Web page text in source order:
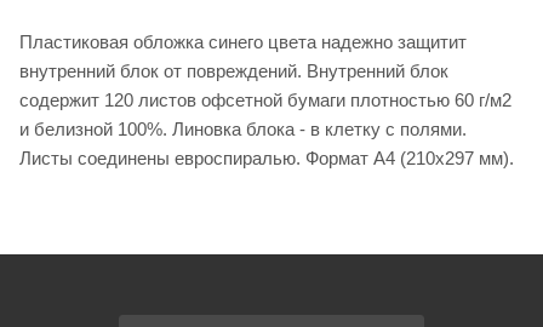
Пластиковая обложка синего цвета надежно защитит
внутренний блок от повреждений. Внутренний блок
содержит 120 листов офсетной бумаги плотностью 60 г/м2
и белизной 100%. Линовка блока - в клетку с полями.
Листы соединены евроспиралью. Формат А4 (210х297 мм).